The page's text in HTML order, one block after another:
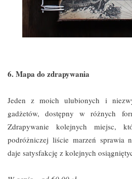
6. Mapa do zdrapywania
Jeden z moich ulubionych i
gadżetów, dostępny w różnych
Zdrapywanie kolejnych miejsc,
podróżniczej liście marzeń sprawia
daje satysfakcję z kolejnych